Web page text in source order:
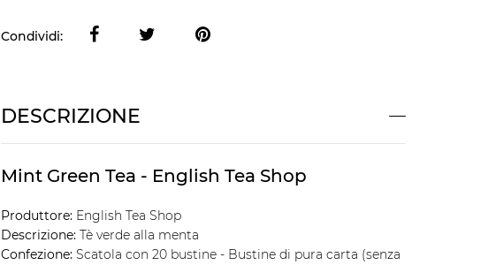
Condividi:
DESCRIZIONE
Mint Green Tea - English Tea Shop
Produttore: English Tea Shop
Descrizione:Tè verde alla menta
Confezione:Scatola con 20 bustine - Bustine di pura carta (senza